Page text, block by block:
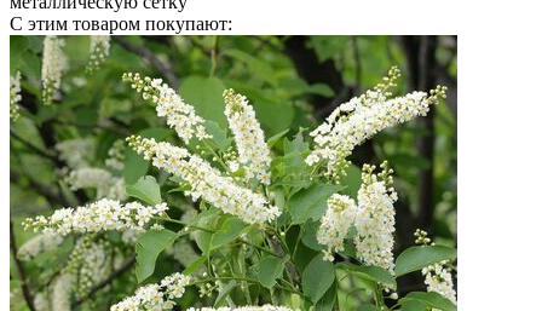
С этим товаром покупают: